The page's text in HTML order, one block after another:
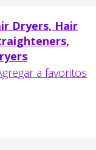
Dryers, Hair